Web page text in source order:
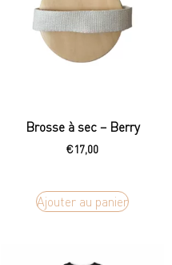
Brosse à sec – Berry
€17,00
Ajouter au panier